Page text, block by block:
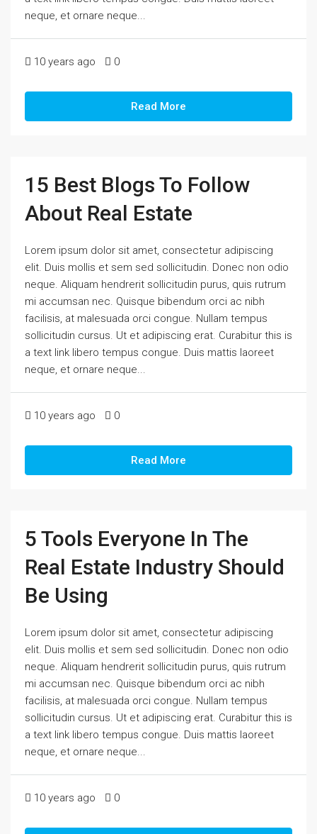
neque, et ornare neque...
10 years ago 0
Read More
15 Best Blogs To Follow
About Real Estate
Lorem ipsum dolor sit amet, consectetur adipiscing
elit. Duis mollis et sem sed sollicitudin. Donec non odio
neque. Aliquam hendrerit sollicitudin purus, quis rutrum
mi accumsan nec. Quisque bibendum orci ac nibh
facilisis, at malesuada orci congue. Nullam tempus
sollicitudin cursus. Ut et adipiscing erat. Curabitur this is
a text link libero tempus congue. Duis mattis laoreet
neque, et ornare neque...
10 years ago 0
Read More
5 Tools Everyone In The
Real Estate Industry Should
Be Using
Lorem ipsum dolor sit amet, consectetur adipiscing
elit. Duis mollis et sem sed sollicitudin. Donec non odio
neque. Aliquam hendrerit sollicitudin purus, quis rutrum
mi accumsan nec. Quisque bibendum orci ac nibh
facilisis, at malesuada orci congue. Nullam tempus
sollicitudin cursus. Ut et adipiscing erat. Curabitur this is
a text link libero tempus congue. Duis mattis laoreet
neque, et ornare neque...
10 years ago 0